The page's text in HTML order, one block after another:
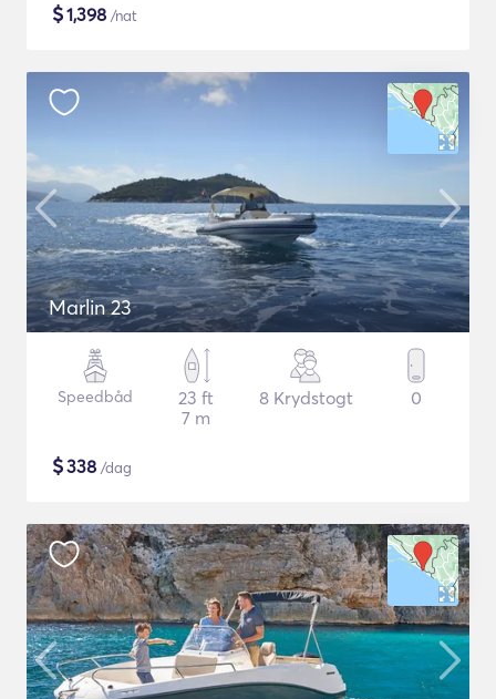
$1,398 /nat
Marlin 23
Speedbåd
23 ft
7 m
8 Krydstogt 0
$338 /dag